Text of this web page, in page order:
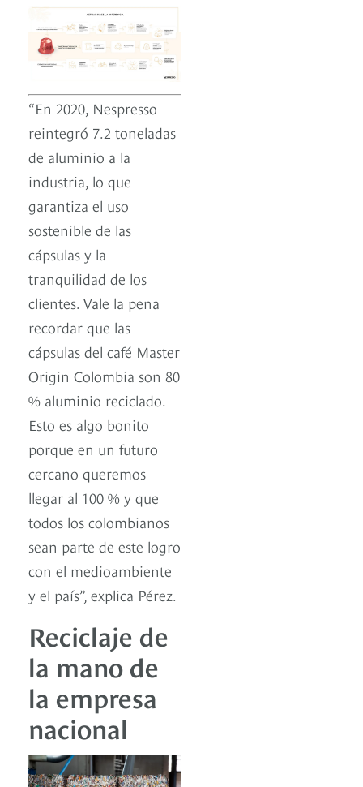
“En 2020, Nespresso
reintegró 7.2 toneladas
de aluminio a la
industria, lo que
garantiza el uso
sostenible de las
cápsulas y la
tranquilidad de los
clientes. Vale la pena
recordar que las
cápsulas del café Master
Origin Colombia son 80
% aluminio reciclado.
Esto es algo bonito
porque en un futuro
cercano queremos
llegar al 100 % y que
todos los colombianos
sean parte de este logro
con el medioambiente
y el país”, explica Pérez.
Reciclaje de
la mano de
la empresa
nacional